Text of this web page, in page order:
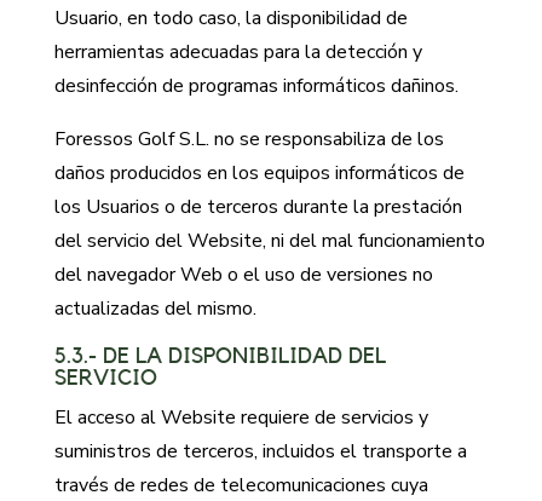
Usuario, en todo caso, la disponibilidad de
herramientas adecuadas para la detección y
desinfección de programas informáticos dañinos.
Foressos Golf S.L. no se responsabiliza de los
daños producidos en los equipos informáticos de
los Usuarios o de terceros durante la prestación
del servicio del Website, ni del mal funcionamiento
del navegador Web o el uso de versiones no
actualizadas del mismo.
5.3.- DE LA DISPONIBILIDAD DEL
SERVICIO
El acceso al Website requiere de servicios y
suministros de terceros, incluidos el transporte a
través de redes de telecomunicaciones cuya